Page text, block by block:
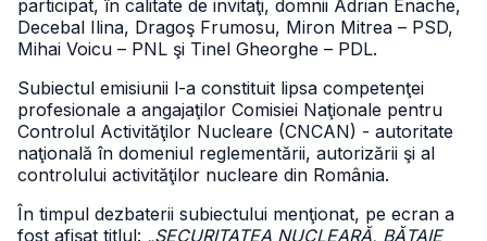
participat, în calitate de invitaţi, domnii Adrian Enache,
Decebal Ilina, Dragoş Frumosu, Miron Mitrea – PSD,
Mihai Voicu – PNL şi Tinel Gheorghe – PDL.
Subiectul emisiunii l-a constituit lipsa competenţei
profesionale a angajaţilor Comisiei Naţionale pentru
Controlul Activităţilor Nucleare (CNCAN) - autoritate
naţională în domeniul reglementării, autorizării şi al
controlului activităţilor nucleare din România.
În timpul dezbaterii subiectului menţionat, pe ecran a
fost afişat titlul: „SECURITATEA NUCLEARĂ, BĂTAIE